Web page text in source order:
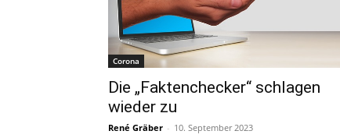
Corona
Die „Faktenchecker“ schlagen
wieder zu
René Gräber - 10. September 2023